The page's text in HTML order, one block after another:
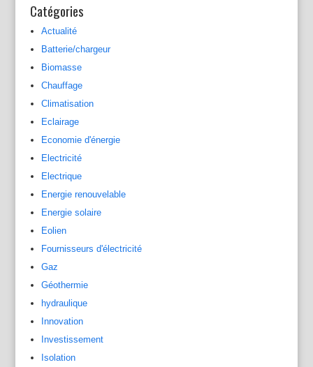
Catégories
Actualité
Batterie/chargeur
Biomasse
Chauffage
Climatisation
Eclairage
Economie d'énergie
Electricité
Electrique
Energie renouvelable
Energie solaire
Eolien
Fournisseurs d'électricité
Gaz
Géothermie
hydraulique
Innovation
Investissement
Isolation